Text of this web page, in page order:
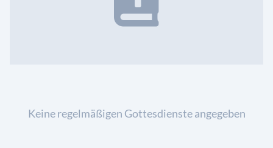
Keine regelmäßigen Gottesdienste angegeben